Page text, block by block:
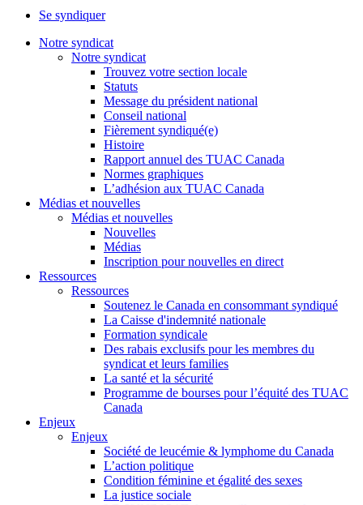
Se syndiquer
Notre syndicat
Notre syndicat
Trouvez votre section locale
Statuts
Message du président national
Conseil national
Fièrement syndiqué(e)
Histoire
Rapport annuel des TUAC Canada
Normes graphiques
L’adhésion aux TUAC Canada
Médias et nouvelles
Médias et nouvelles
Nouvelles
Médias
Inscription pour nouvelles en direct
Ressources
Ressources
Soutenez le Canada en consommant syndiqué
La Caisse d'indemnité nationale
Formation syndicale
Des rabais exclusifs pour les membres du
syndicat et leurs families
La santé et la sécurité
Programme de bourses pour l’équité des TUAC
Canada
Enjeux
Enjeux
Société de leucémie & lymphome du Canada
L’action politique
Condition féminine et égalité des sexes
La justice sociale